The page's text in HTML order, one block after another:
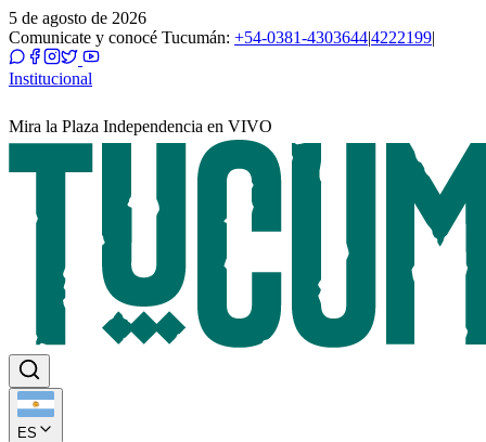
5 de agosto de 2026
Comunicate y conocé Tucumán: +54-0381-4303644|4222199|
Institucional
Mira la Plaza Independencia en VIVO
ES